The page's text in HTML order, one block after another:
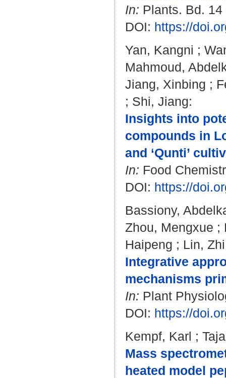
In: Plants. Bd.
DOI: https://
Yan, Kangni ;
Mahmoud,
Jiang, Xinbing ;
; Shi, Jiang:
Insights into
compounds in
and ‘Qunti’
In: Food
DOI: https://
Bassiony,
Zhou, Mengxue ;
Haipeng ; Lin, Zhi
Integrative
mechanisms
In: Plant
DOI: https://
Kempf, Karl ;
Mass
heated model